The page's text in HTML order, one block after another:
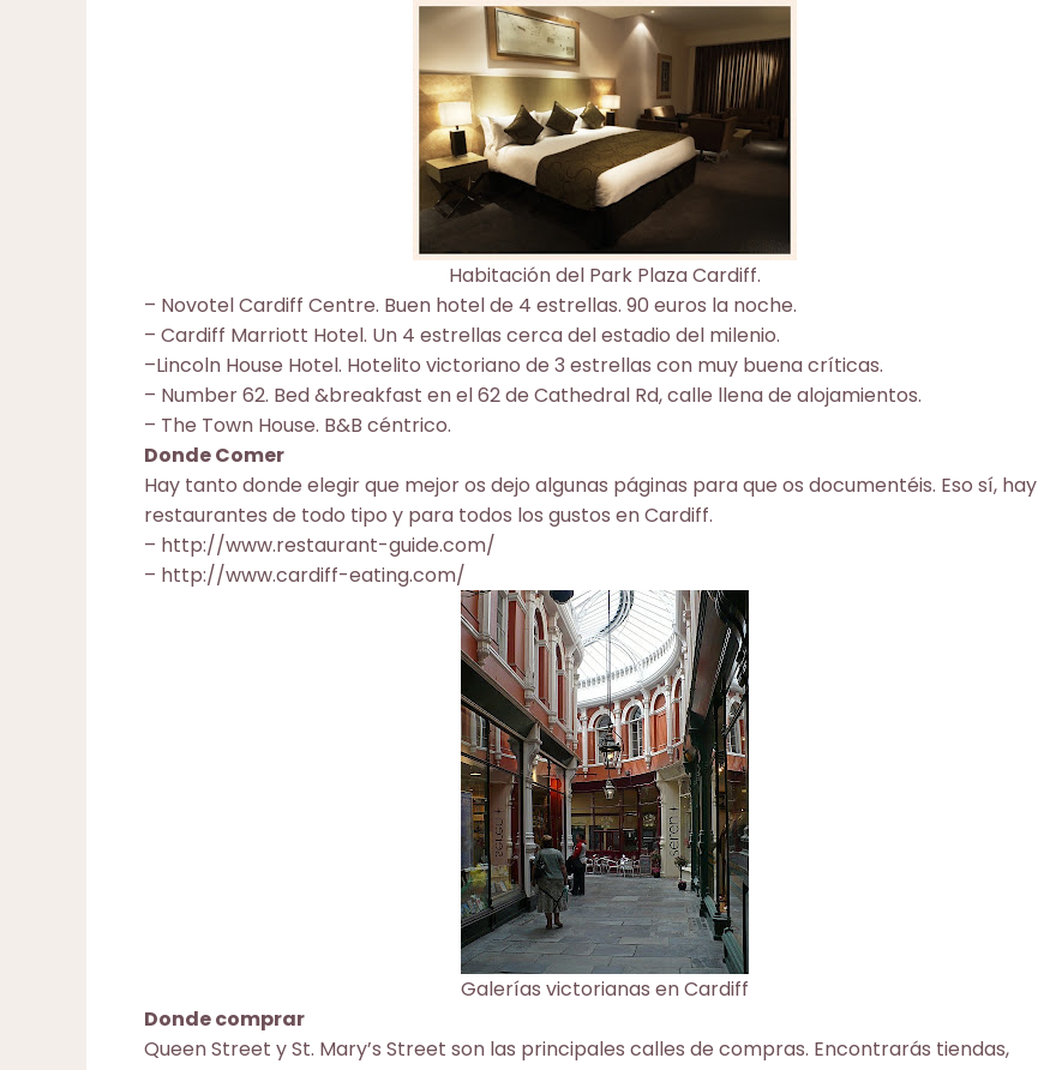
Habitación del Park Plaza Cardiff.
– Novotel Cardiff Centre. Buen hotel de 4 estrellas. 90 euros la noche.
– Cardiff Marriott Hotel. Un 4 estrellas cerca del estadio del milenio.
–Lincoln House Hotel. Hotelito victoriano de 3 estrellas con muy buena críticas.
– Number 62. Bed &breakfast en el 62 de Cathedral Rd, calle llena de alojamientos.
– The Town House. B&B céntrico.
Donde Comer
Hay tanto donde elegir que mejor os dejo algunas páginas para que os documentéis. Eso sí, hay
restaurantes de todo tipo y para todos los gustos en Cardiff.
– http://www.restaurant-guide.com/
– http://www.cardiff-eating.com/
Galerías victorianas en Cardiff
Donde comprar
Queen Street y St. Mary’s Street son las principales calles de compras. Encontrarás tiendas,